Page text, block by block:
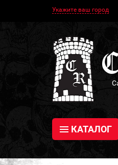
Укажите ваш город
КАТАЛОГ